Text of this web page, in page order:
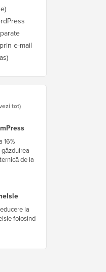
e-mail
tot)
16%
găzduirea
de la
la
folosind